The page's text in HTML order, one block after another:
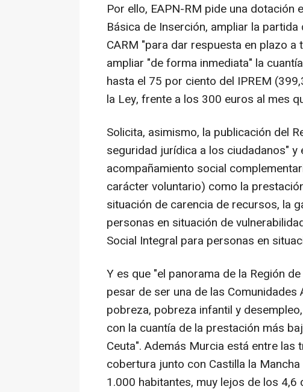
Por ello, EAPN-RM pide una dotación
Básica de Inserción, ampliar la
CARM "para dar respuesta en plazo
ampliar "de forma inmediata" la
hasta el 75 por ciento del IPREM
la Ley, frente a los 300 euros al mes
Solicita, asimismo, la publicación del
seguridad jurídica a los ciudadanos"
acompañamiento social
carácter voluntario) como la
situación de carencia de recursos, la
personas en situación de
Social Integral para personas en
Y es que "el panorama de la Región
pesar de ser una de las
pobreza, pobreza infantil y
con la cuantía de la prestación más
Ceuta". Además Murcia está entre las
cobertura junto con Castilla la
1.000 habitantes, muy lejos de los 4,6